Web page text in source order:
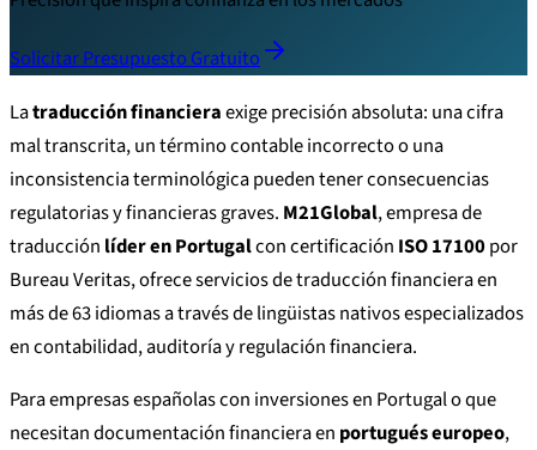
Solicitar Presupuesto Gratuito
Latraducción financieraexige precisión absoluta: una cifra
mal transcrita, un término contable incorrecto o una
inconsistencia terminológica pueden tener consecuencias
regulatorias y financieras graves. M21Global, empresa de
traducción líder en Portugalcon certificación ISO 17100 por
Bureau Veritas, ofrece servicios de traducción financiera en
más de 63 idiomas a través de lingüistas nativos especializados
en contabilidad, auditoría y regulación financiera.
Para empresas españolas con inversiones en Portugal o que
necesitan documentación financiera en portugués europeo,